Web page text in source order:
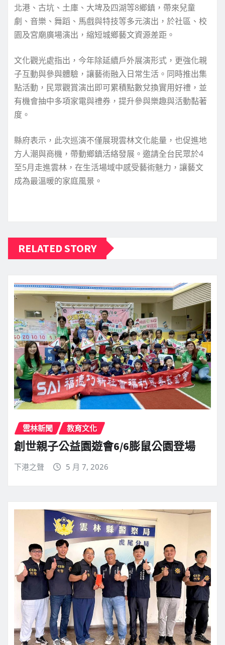
北港、古坑、土庫、大埤及四湖等8鄉鎮，帶來兒童
劇、音樂、舞蹈、馬戲與特技等多元演出，於社區、校
園及宮廟廣場演出，縮短城鄉藝文資源差距。
文化觀光處指出，今年除延續戶外展演形式，更強化親
子互動與參與體驗，讓藝術融入日常生活。同時推出集
點活動，民眾觀賞演出即可累積點數兌換實用好禮，並
有機會抽中多項家電與禮券，提升參與樂趣與活動黏著
度。
縣府表示，此次巡演不僅展現雲林文化能量，也促進地
方人潮與商機，帶動鄉鎮活絡發展。邀請全台民眾於4
至5月走進雲林，在生活場域中感受藝術魅力，讓藝文
成為最溫暖的家庭風景。
RELATED STORY
雲林新聞 教育文化
創世親子公益園遊會6/6膨鼠公園登場
下港之聲 5 月 7, 2026